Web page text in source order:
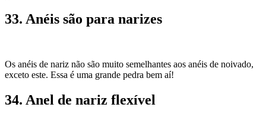
33. Anéis são para narizes
Os anéis de nariz não são muito semelhantes aos anéis de noivado,
exceto este. Essa é uma grande pedra bem aí!
34. Anel de nariz flexível